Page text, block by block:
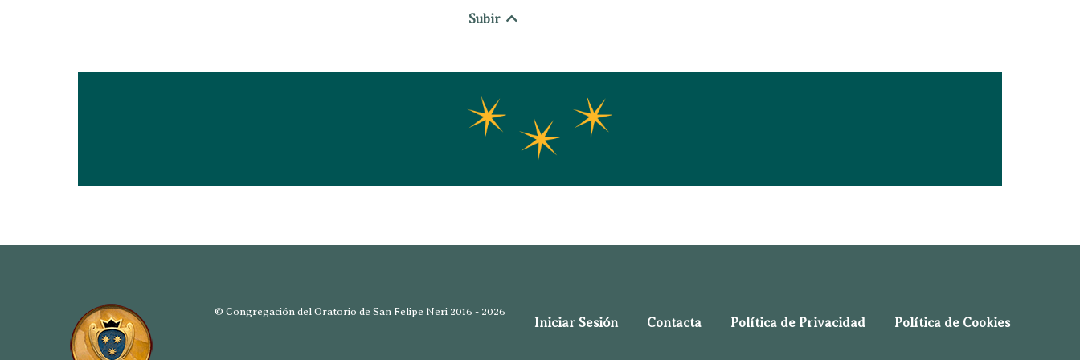
Subir
© Congregación del Oratorio de San Felipe Neri 2016 - 2026
Iniciar Sesión Contacta Política de Privacidad Política de Cookies